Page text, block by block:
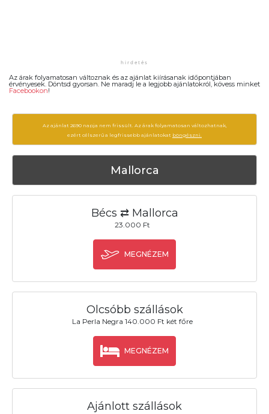
Az árak folyamatosan változnak és az ajánlat kiírásanak időpontjában
érvényesek. Döntsd gyorsan. Ne maradj le a legjobb ajánlatokról, kövess minket
Facebookon!
Az ajánlat 2690 napja nem frissült. Az árak folyamatosan változhatnak,
ezért célszerű a legfrissebb ajánlatokat böngészni.
Mallorca
Bécs ⇄ Mallorca
23.000 Ft
MEGNÉZEM
Olcsóbb szállások
La Perla Negra 140.000 Ft két főre
MEGNÉZEM
Ajánlott szállások